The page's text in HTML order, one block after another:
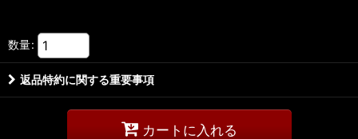
数量:
返品特約に関する重要事項
カートに入れる